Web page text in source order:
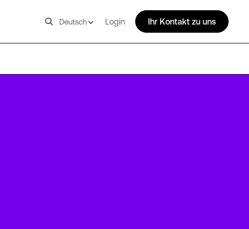
Deutsch Login Ihr Kontakt zu uns